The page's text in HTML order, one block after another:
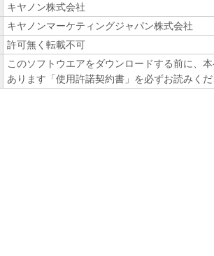
様が「プリンタ」を使用すること
トラネット内のユーザ（以下「指
に、本契約の条件の下で、「許諾
せることができます。その場合、
定ユーザ」を本契約の条件に従わ
キヤノン株式会社
キヤノンマーケティングジャパン株式会社
許可無く転載不可
このソフトウエアをダウンロードする前に、
あります「使用許諾契約書」を必ずお読みく